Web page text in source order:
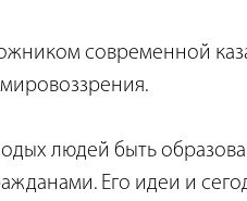
современной
людей быть
Его идеи и